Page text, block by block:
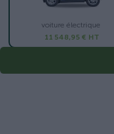
voiture électrique
11 548,95 € HT